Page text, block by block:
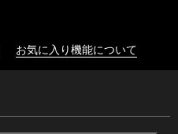
お気に入り機能について